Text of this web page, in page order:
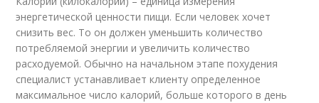
энергетической ценности пищи. Если человек хочет
снизить вес. То он должен уменьшить количество
потребляемой энергии и увеличить количество
расходуемой. Обычно на начальном этапе похудения
специалист устанавливает клиенту определенное
максимальное число калорий, больше которого в день